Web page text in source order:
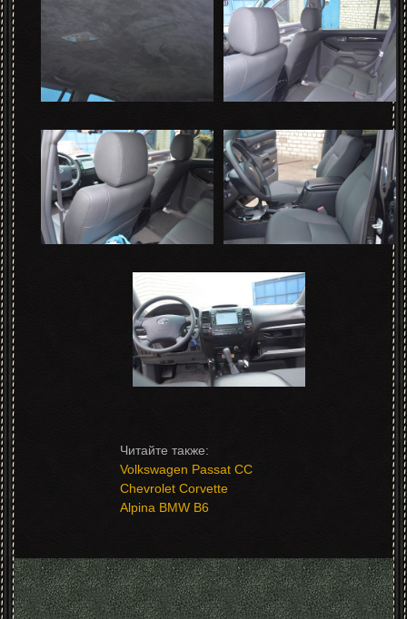
Volkswagen Passat CC
Chevrolet Corvette
Alpina BMW B6